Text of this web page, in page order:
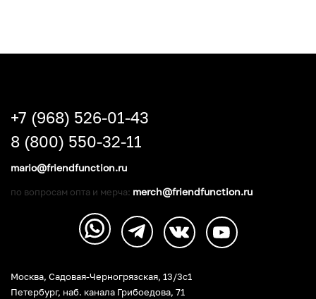
Москва, Садовая-Черногрязская, 13/3c1
Петербург, наб. канала Грибоедова, 71
+7 (968) 526-01-43
8 (800) 550-32-11
mario@friendfunction.ru
по вопросам опта и мерча: merch@friendfunction.ru